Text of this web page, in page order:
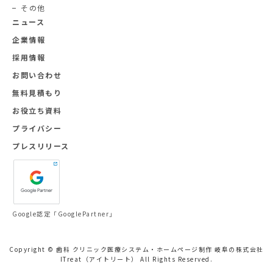
その他
ニュース
企業情報
採用情報
お問い合わせ
無料見積もり
お役立ち資料
プライバシー
プレスリリース
Google認定「GooglePartner」
Copyright © 歯科 クリニック医療システム・ホームページ制作 岐阜の株式会社
ITreat（アイトリート） All Rights Reserved.